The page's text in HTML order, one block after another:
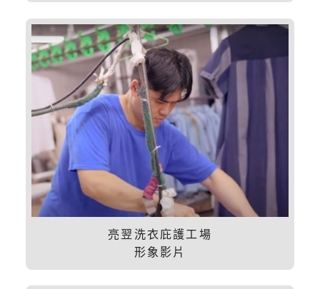
亮翌洗衣庇護工場
形象影片